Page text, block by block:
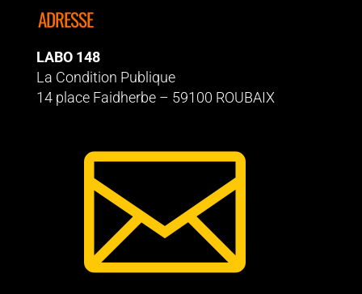
ADRESSE
LABO 148
La Condition Publique
14 place Faidherbe – 59100 ROUBAIX
